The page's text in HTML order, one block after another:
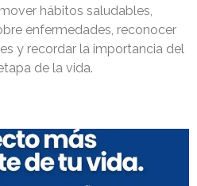
hábitos saludables,
enfermedades, reconocer
y recordar la importancia del
de la vida.